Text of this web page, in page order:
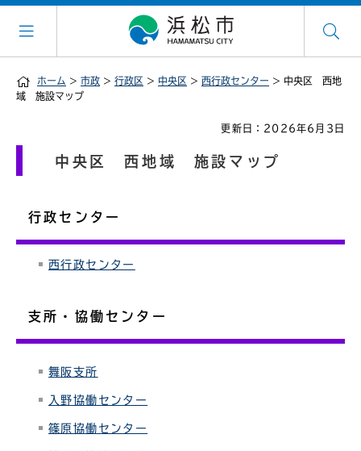
ホーム > 市政 > 行政区 > 中央区 > 西行政センター > 中央区 西地
域 施設マップ
更新日：2026年6月3日
中央区 西地域 施設マップ
行政センター
西行政センター
支所・協働センター
舞阪支所
入野協働センター
篠原協働センター